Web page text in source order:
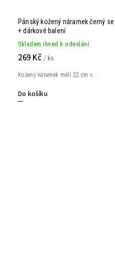
Pánský kožený náramek černý
+ dárkové balení
Skladem ihned k odeslání
269 Kč / ks
Do košíku
Kožený náramek měří 22 cm v...